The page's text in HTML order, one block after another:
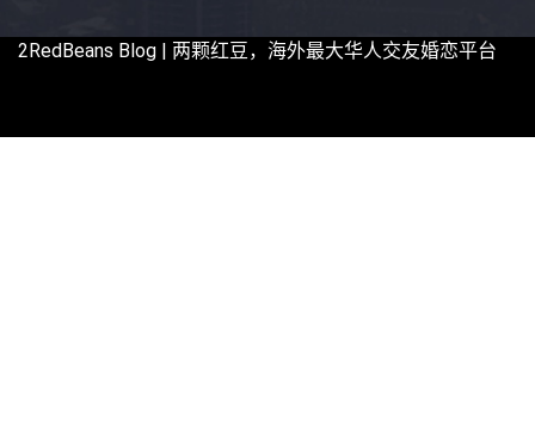
2RedBeans Blog | 两颗红豆，海外最大华人交友婚恋平台